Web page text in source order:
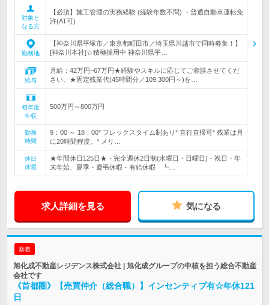
対象と
なる方
【必須】施工管理の実務経験 (経験年数不問) ・普通自動車運転免
許(AT可)
勤務地
【神奈川県平塚市／東京都町田市／埼玉県川越市で同時募集！】
[神奈川本社]☆積極採用中 神奈川県平…
給与
月給：42万円~67万円★経験やスキルに応じてご相談させてくだ
さい。★固定残業代(45時間分／109,300円～)を…
初年度
年収
500万円～800万円
勤務
時間
9：00 ～ 18：00* フレックスタイム制あり* 直行直帰可* 残業は月
に20時間程度。* メリ…
休日
休暇
★年間休日125日★・完全週休2日制(水曜日・日曜日)・祝日・年
末年始、夏季・慶弔休暇・有給休暇 ┗…
求人詳細を見る 気になる
新着
旭化成不動産レジデンス株式会社 | 旭化成グループの中核を担う総合不動産
会社です
《首都圏》【売買仲介（総合職）】インセンティブ有☆年休121
日